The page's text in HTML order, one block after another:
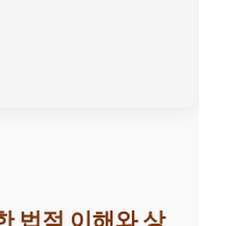
법적 이해와 상